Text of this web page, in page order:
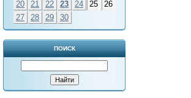
20
21 22 23 24 25
26
27
28 29 30
ПОИСК